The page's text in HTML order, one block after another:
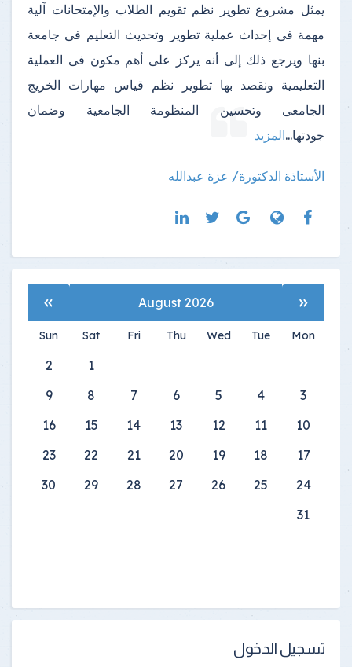
يمثل مشروع تطوير نظم تقويم الطلاب والإمتحانات آلية
مهمة فى إحداث عملية تطوير وتحديث التعليم فى جامعة
بنها ويرجع ذلك إلى أنه يركز على أهم مكون فى العملية
التعليمية ونقصد بها تطوير نظم قياس مهارات الخريج
الجامعى وتحسين المنظومة الجامعية وضمان
جودتها...المزيد
الأستاذة الدكتورة/ عزة عبدالله
«
August 2026
»
Mon
Tue
Wed
Thu
Fri
Sat
Sun
1
2
3
4
5
6
7
8
9
10
11
12
13
14
15
16
17
18
19
20
21
22
23
24
25
26
27
28
29
30
31
تسجيل الدخول